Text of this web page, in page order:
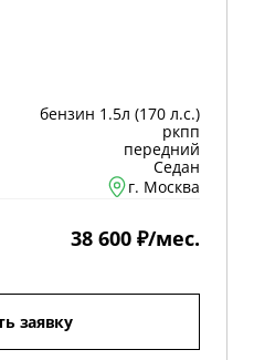
бензин 1.5л (170 л.с.)
ркпп
передний
Седан
г. Москва
38 600 ₽/мес.
заявку